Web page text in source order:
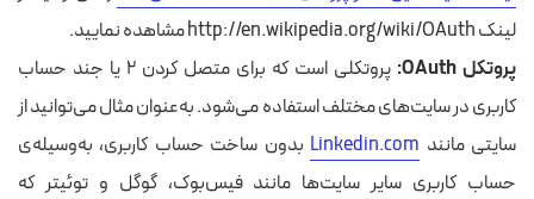
لینک http://en.wikipedia.org/wiki/OAuth مشاهده نمایید.
پروتکل OAuth:
پروتکلی است که برای متصل کردن ۲ یا جند حساب
کاربری در سایت‌های مختلف استفاده می‌شود.به‌عنوان مثال می‌توانید از
سایتی مانند Linkedin.com بدون ساخت حساب کاربری، به‌وسیله‌ی
حساب‌ کاربری سایر سایت‌ها مانند فیس‌بوک، گوگل و توئیتر که